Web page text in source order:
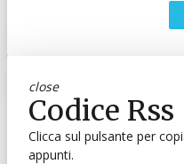
close
Codice Rss
Clicca sul pulsante per
appunti.